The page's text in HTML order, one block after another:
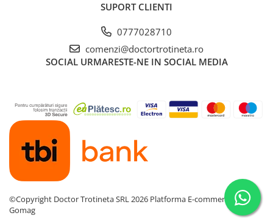
SUPORT CLIENTI
0777028710
comenzi@doctortrotineta.ro
SOCIAL URMARESTE-NE IN SOCIAL MEDIA
©Copyright Doctor Trotineta SRL 2026 Platforma E-commerce by
Gomag